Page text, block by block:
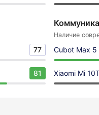
77
81
Наличие
Cubot Max 5
Xiaomi Mi